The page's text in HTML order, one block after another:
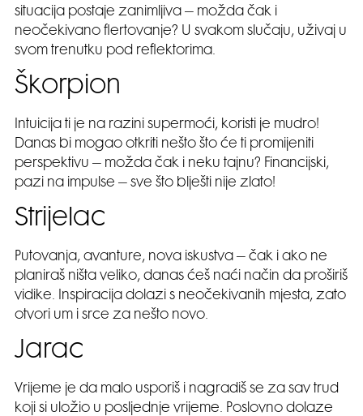
situacija postaje zanimljiva – možda čak i
neočekivano flertovanje? U svakom slučaju, uživaj u
svom trenutku pod reflektorima.
Škorpion
Intuicija ti je na razini supermoći, koristi je mudro!
Danas bi mogao otkriti nešto što će ti promijeniti
perspektivu – možda čak i neku tajnu? Financijski,
pazi na impulse – sve što blješti nije zlato!
Strijelac
Putovanja, avanture, nova iskustva – čak i ako ne
planiraš ništa veliko, danas ćeš naći način da proširiš
vidike. Inspiracija dolazi s neočekivanih mjesta, zato
otvori um i srce za nešto novo.
Jarac
Vrijeme je da malo usporiš i nagradiš se za sav trud
koji si uložio u posljednje vrijeme. Poslovno dolaze